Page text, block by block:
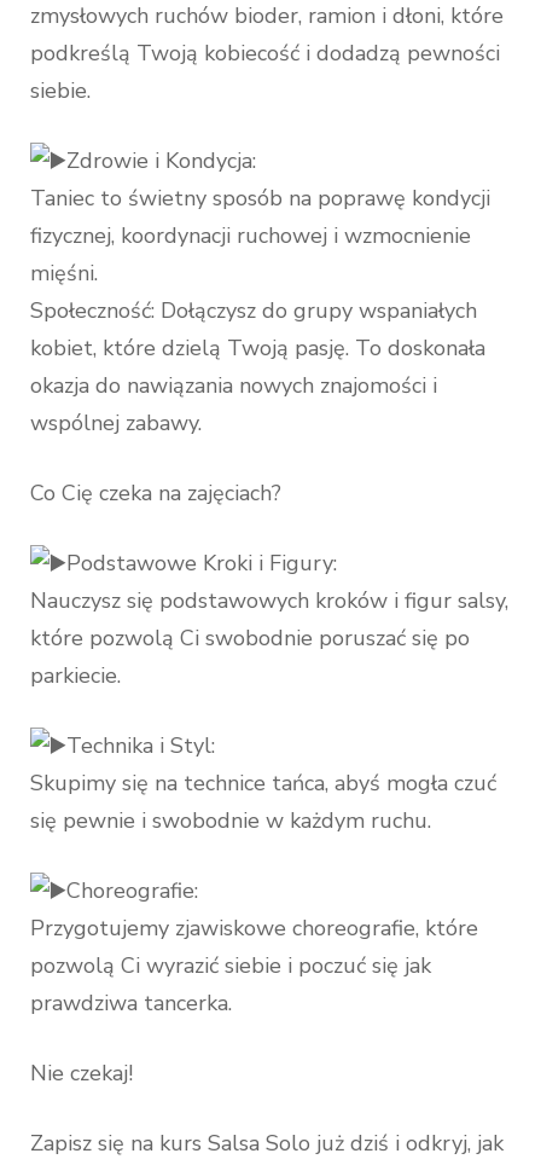
zmysłowych ruchów bioder, ramion i dłoni, które
podkreślą Twoją kobiecość i dodadzą pewności
siebie.
Zdrowie i Kondycja:
Taniec to świetny sposób na poprawę kondycji
fizycznej, koordynacji ruchowej i wzmocnienie
mięśni.
Społeczność: Dołączysz do grupy wspaniałych
kobiet, które dzielą Twoją pasję. To doskonała
okazja do nawiązania nowych znajomości i
wspólnej zabawy.
Co Cię czeka na zajęciach?
Podstawowe Kroki i Figury:
Nauczysz się podstawowych kroków i figur salsy,
które pozwolą Ci swobodnie poruszać się po
parkiecie.
Technika i Styl:
Skupimy się na technice tańca, abyś mogła czuć
się pewnie i swobodnie w każdym ruchu.
Choreografie:
Przygotujemy zjawiskowe choreografie, które
pozwolą Ci wyrazić siebie i poczuć się jak
prawdziwa tancerka.
Nie czekaj!
Zapisz się na kurs Salsa Solo już dziś i odkryj, jak